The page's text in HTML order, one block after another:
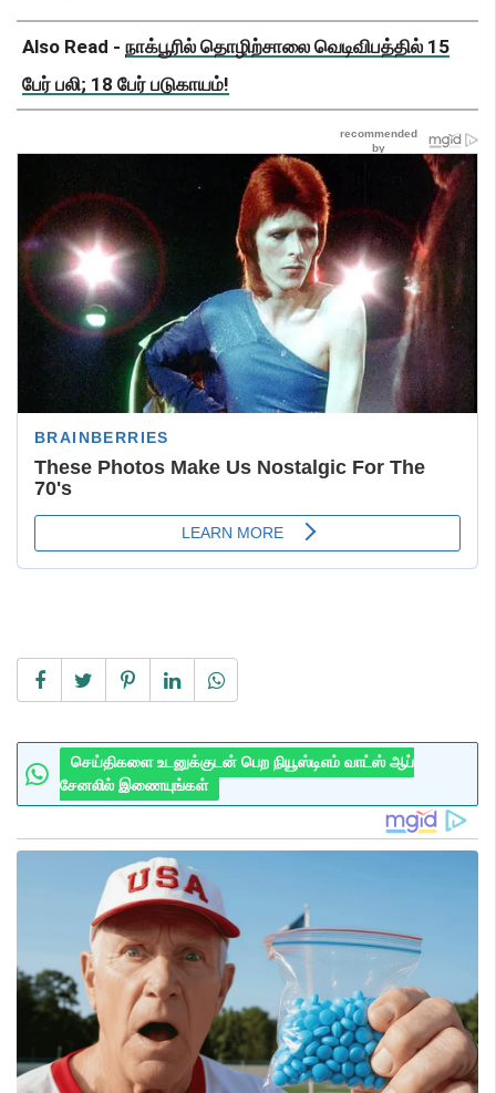
Also Read - நாக்பூரில் தொழிற்சாலை வெடிவிபத்தில் 15
பேர் பலி; 18 பேர் படுகாயம்!
செய்திகளை உடனுக்குடன் பெற நியூஸ்டிஎம் வாட்ஸ் ஆப்
சேனலில் இணையுங்கள்